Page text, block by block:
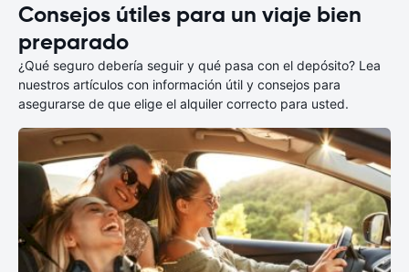
Consejos útiles para un viaje bien
preparado
¿Qué seguro debería seguir y qué pasa con el depósito? Lea
nuestros artículos con información útil y consejos para
asegurarse de que elige el alquiler correcto para usted.